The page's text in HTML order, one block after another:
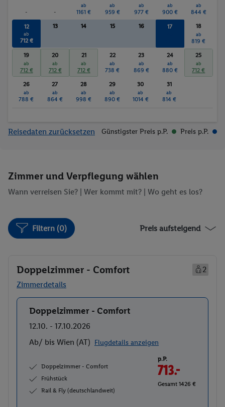
- -
ab
1161 €
ab
959 €
ab
977 €
ab
900 €
ab
844 €
12
ab
712 €
13 14 15 16 17 18
ab
819 €
19
ab
712 €
20
ab
712 €
21
ab
712 €
22
ab
738 €
23
ab
869 €
24
ab
880 €
25
ab
712 €
26
ab
788 €
27
ab
864 €
28
ab
998 €
29
ab
890 €
30
ab
1014 €
31
ab
814 €
Reisedaten zurücksetzen Günstigster Preis p.P. Preis p.P.
Zimmer und Verpflegung wählen
Wann verreisen Sie? | Wer kommt mit? | Wo geht es los?
Filtern (0) Preis aufsteigend
Doppelzimmer - Comfort
2
Zimmerdetails
Buchen
Doppelzimmer - Comfort
12.10. - 17.10.2026
Ab/ bis Wien (AT) Flugdetails anzeigen
Doppelzimmer - Comfort
Frühstück
Rail & Fly (deutschlandweit)
p.P.
713.-
Gesamt 1426 €